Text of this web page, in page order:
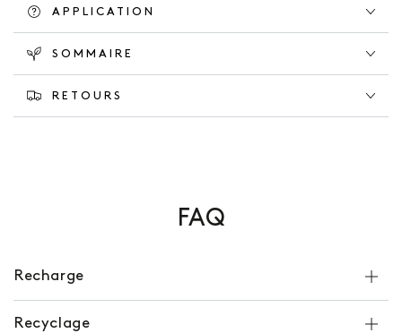
APPLICATION
SOMMAIRE
RETOURS
FAQ
Recharge
Recyclage